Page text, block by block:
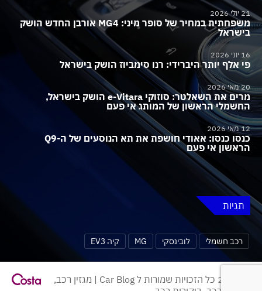
21 יולי 2026
משפחתית במחיר של סופר מיני: MG4 אורבן החדש הושק
בישראל
16 יוני 2026
פי אלף יותר היברידי: רנו סימביוז הושק בישראל
20 מאי 2026
מרים את השאלטר: סוזוקי e-Vitara הושק בישראל,
החשמלי הראשון של המותג אי פעם
12 מאי 2026
כנסו כנסו: אאודי חושפת את תא הנוסעים של ה-Q9
הראשון אי פעם
תגיות
רכב חשמלי לובינסקי MG קיה EV3
© 2026 כל הזכויות שמורות ל Car Blog | מגזין רכב,